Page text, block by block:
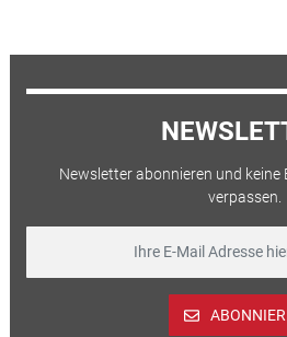
Newsletter abonnieren und keine
verpassen.